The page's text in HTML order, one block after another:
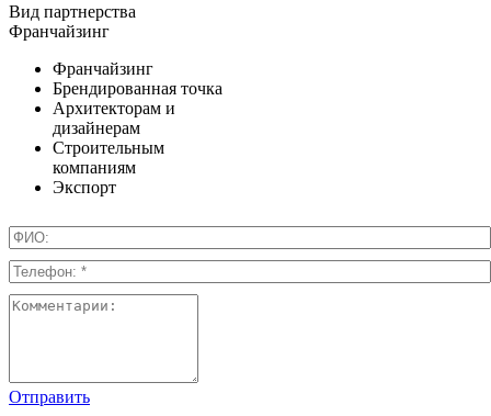
Вид партнерства
Франчайзинг
Франчайзинг
Брендированная точка
Архитекторам и
дизайнерам
Строительным
компаниям
Экспорт
Отправить